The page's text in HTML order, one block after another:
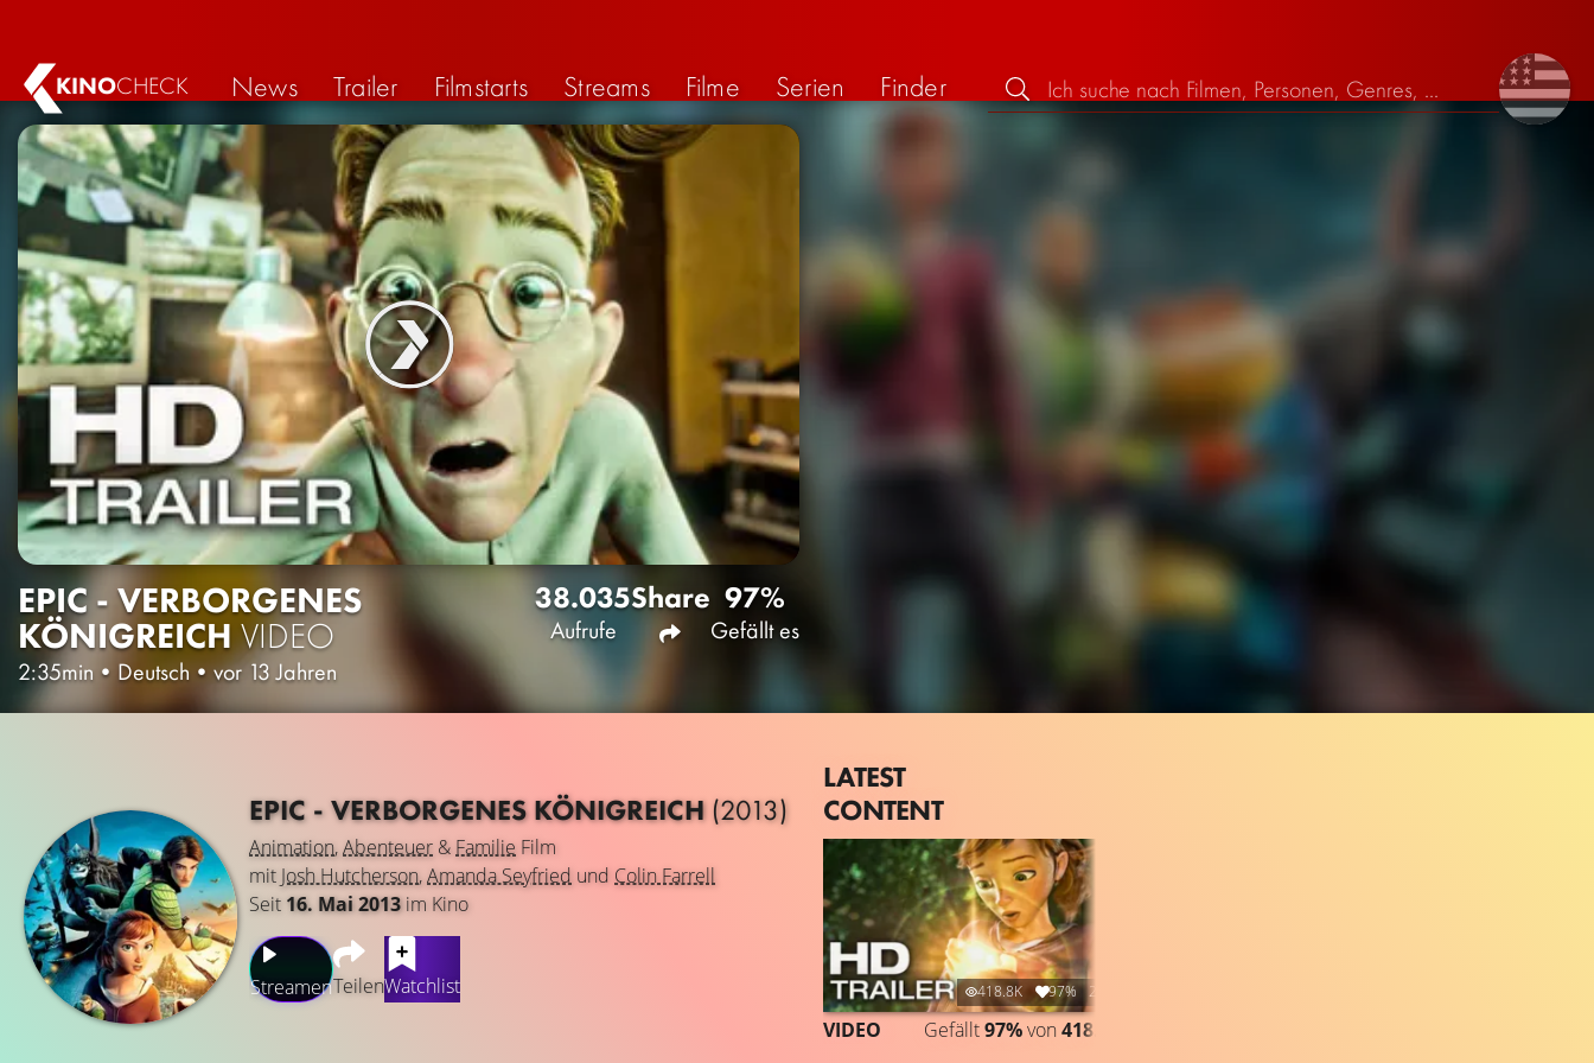
KINOCHECK News Trailer Filmstarts Streams Filme Serien Finder
EPIC - VERBORGENES
KÖNIGREICH VIDEO
2:35min • Deutsch •vor 13 Jahren
38.035
Aufrufe
Share 97%
Gefällt es
EPIC - VERBORGENES KÖNIGREICH(2013)
Animation,Abenteuer & Familie Film
mit Josh Hutcherson,Amanda Seyfried und Colin Farrell
Seit 16. Mai 2013im Kino
StreamenTeilenWatchlist
LATEST
CONTENT
418.8K 97% 2:20
VIDEO Gefällt97%von418.794